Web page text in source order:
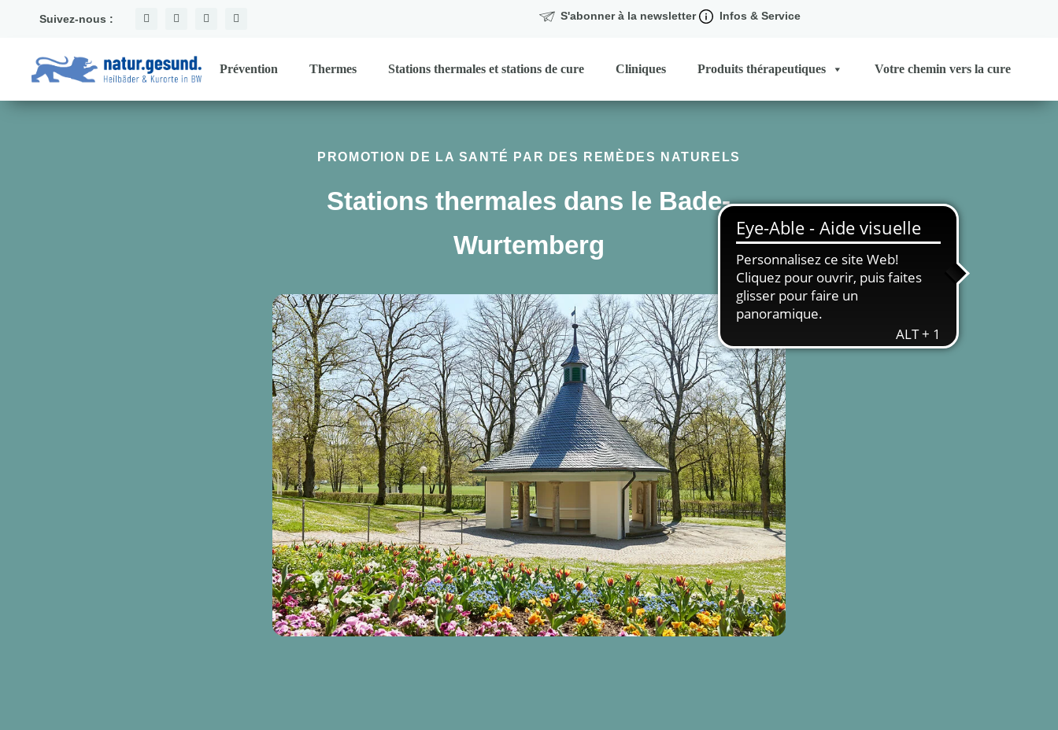
Suivez-nous : S'abonner à la newsletter Infos & Service
Prévention Thermes Stations thermales et stations de cure Cliniques Produits thérapeutiques Votre chemin vers la cure
PROMOTION DE LA SANTÉ PAR DES REMÈDES NATURELS
Stations thermales dans le Bade-
Wurtemberg